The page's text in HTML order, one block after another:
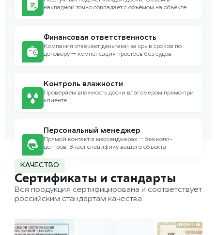
накладной точно совпадает с объёмом на объекте
Финансовая ответственность
Компания отвечает деньгами за срыв сроков по
договору — компенсация простоев без судов
Контроль влажности
Проверяем влажность доски влагомером прямо при
клиенте.
Персональный менеджер
Прямой контакт в мессенджерах — без колл-
центров. Знает специфику вашего объекта
КАЧЕСТВО
Сертификаты и стандарты
Вся продукция сертифицирована и соответствует
российским стандартам качества